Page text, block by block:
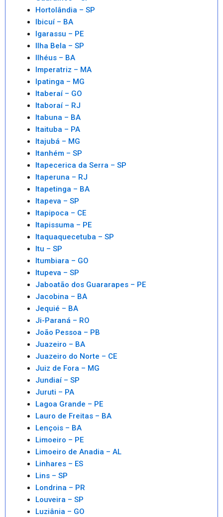
Hortolândia – SP
Ibicuí – BA
Igarassu – PE
Ilha Bela – SP
Ilhéus – BA
Imperatriz – MA
Ipatinga – MG
Itaberaí – GO
Itaboraí – RJ
Itabuna – BA
Itaituba – PA
Itajubá – MG
Itanhém – SP
Itapecerica da Serra – SP
Itaperuna – RJ
Itapetinga – BA
Itapeva – SP
Itapipoca – CE
Itapissuma – PE
Itaquaquecetuba – SP
Itu – SP
Itumbiara – GO
Itupeva – SP
Jaboatão dos Guararapes – PE
Jacobina – BA
Jequié – BA
Ji-Paraná – RO
João Pessoa – PB
Juazeiro – BA
Juazeiro do Norte – CE
Juiz de Fora – MG
Jundiaí – SP
Juruti – PA
Lagoa Grande – PE
Lauro de Freitas – BA
Lençois – BA
Limoeiro – PE
Limoeiro de Anadia – AL
Linhares – ES
Lins – SP
Londrina – PR
Louveira – SP
Luziânia – GO